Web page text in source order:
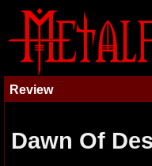
Review
Dawn Of